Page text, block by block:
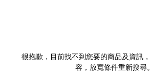
很抱歉，目前找不到您要的商品及資訊
容，放寬條件重新搜尋。